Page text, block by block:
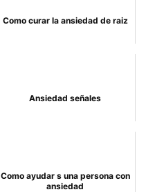
Como curar la ansiedad de raiz
Ansiedad señales
Como ayudar s una persona con
ansiedad